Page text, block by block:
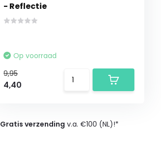
- Reflectie
Op voorraad
9,95
4,40
Gratis verzending v.a. €100 (NL)!*